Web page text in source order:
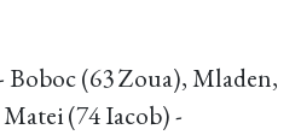
(63 Zoua), Mladen,
(74 Iacob) -